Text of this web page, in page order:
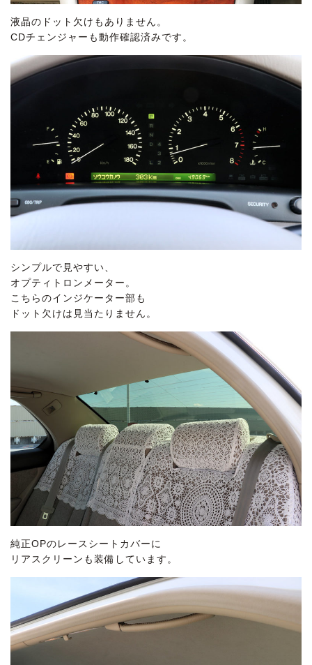
液晶のドット欠けもありません。
CDチェンジャーも動作確認済みです。
シンプルで見やすい、
オプティトロンメーター。
こちらのインジケーター部も
ドット欠けは見当たりません。
純正OPのレースシートカバーに
リアスクリーンも装備しています。